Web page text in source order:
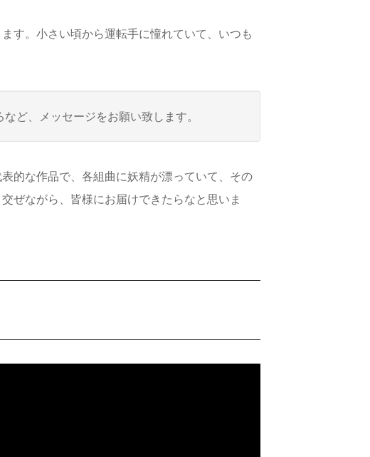
す。小さい頃から運転手に憧れていて、いつも
ど、メッセージをお願い致します。
的な作品で、各組曲に妖精が漂っていて、その
ぜながら、皆様にお届けできたらなと思いま